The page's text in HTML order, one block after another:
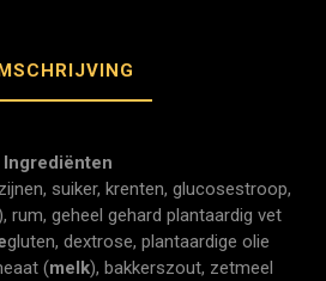
Ingrediënten
suiker, krenten, glucosestroop,
rum, geheel gehard plantaardig vet
gluten, dextrose, plantaardige olie
(melk), bakkerszout, zetmeel